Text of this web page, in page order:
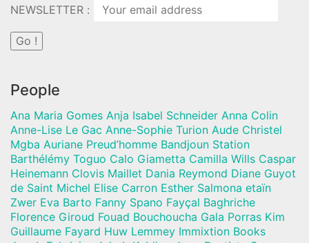
NEWSLETTER :
People
Ana Maria Gomes Anja Isabel Schneider Anna Colin
Anne-Lise Le Gac Anne-Sophie Turion Aude Christel
Mgba Auriane Preud’homme Bandjoun Station
Barthélémy Toguo Calo Giametta Camilla Wills Caspar
Heinemann Clovis Maillet Dania Reymond Diane Guyot
de Saint Michel Elise Carron Esther Salmona etaïn
Zwer Eva Barto Fanny Spano Fayçal Baghriche
Florence Giroud Fouad Bouchoucha Gala Porras Kim
Guillaume Fayard Huw Lemmey Immixtion Books